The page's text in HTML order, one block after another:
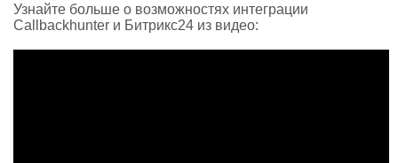
Узнайте больше о возможностях интеграции
Callbackhunter и Битрикс24 из видео: